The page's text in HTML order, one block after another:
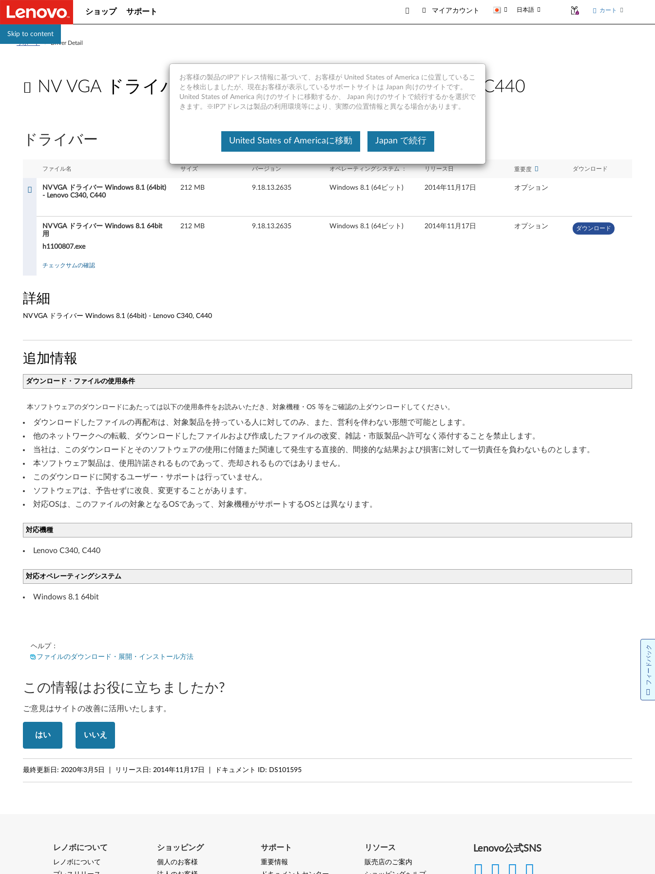
Skip to content
ショップ サポート マイアカウント 日本語 カート
サポート >Driver Detail
NV VGA ドライバー Windows 8.1 (64bit) - Lenovo C340, C440
V
A
ラ
W
i
n
d
o
w
s
8
.
1
(
6
4
b
i
t
)
e
n
o
v
C
3
ドライバー
ファイル名 サイズ バージョン オペレーティングシステム ： リリース日 重要度 ダウンロード
NV VGA ドライバー Windows 8.1 (64bit)
- Lenovo C340, C440
212 MB 9.18.13.2635 Windows 8.1 (64ビット) 2014年11月17日 オプション
NV VGA ドライバー Windows 8.1 64bit
用
h1100807.exe
212 MB 9.18.13.2635 Windows 8.1 (64ビット) 2014年11月17日 オプション ダウンロード
チェックサムの確認
詳細
NV VGA ドライバー Windows 8.1 (64bit) - Lenovo C340, C440
追加情報
ダウンロード・ファイルの使用条件
本ソフトウェアのダウンロードにあたっては以下の使用条件をお読みいただき、対象機種・OS 等をご確認の上ダウンロードしてください。
ダウンロードしたファイルの再配布は、対象製品を持っている人に対してのみ、また、営利を伴わない形態で可能とします。
他のネットワークへの転載、ダウンロードしたファイルおよび作成したファイルの改変、雑誌・市販製品へ許可なく添付することを禁止します。
当社は、このダウンロードとそのソフトウェアの使用に付随また関連して発生する直接的、間接的な結果および損害に対して一切責任を負わないものとします。
本ソフトウェア製品は、使用許諾されるものであって、売却されるものではありません。
このダウンロードに関するユーザー・サポートは行っていません。
ソフトウェアは、予告せずに改良、変更することがあります。
対応OSは、このファイルの対象となるOSであって、対象機種がサポートするOSとは異なります。
対応機種
Lenovo C340, C440
対応オペレーティングシステム
Windows 8.1 64bit
ヘルプ：
ファイルのダウンロード・展開・インストール方法
この情報はお役に立ちましたか?
ご意見はサイトの改善に活用いたします。
はい いいえ
最終更新日: 2020年3月5日 リリース日: 2014年11月17日 ドキュメント ID: DS101595
Lenovo公式SNS
お客様の製品のIPアドレス情報に基づいて、お客様が United States of America に位置しているこ
とを検出しましたが、現在お客様が表示しているサポートサイトは Japan 向けのサイトです。
United States of America 向けのサイトに移動するか、 Japan 向けのサイトで続行するかを選択で
きます。※IPアドレスは製品の利用環境等により、実際の位置情報と異なる場合があります。
United States of Americaに移動 Japan で続行
レノボについて
レノボについて
ショッピング
個人のお客様
サポート
重要情報
リソース
販売店のご案内
フィードバック